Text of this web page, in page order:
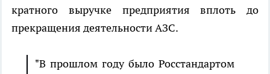
кратного выручке предприятия вплоть до
прекращения деятельности АЗС.
"В прошлом году было Росстандартом